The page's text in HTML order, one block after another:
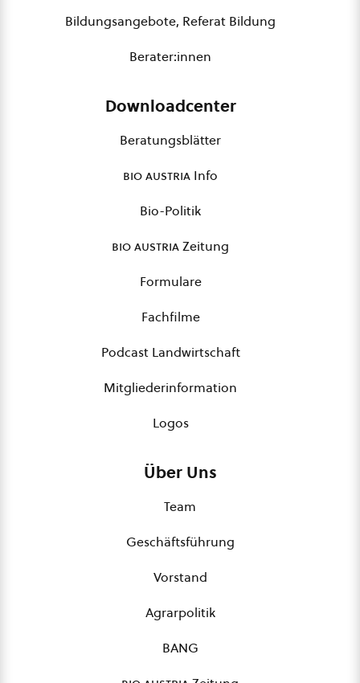
Bildungsangebote, Referat Bildung
Berater:innen
Downloadcenter
Beratungsblätter
bio austria Info
Bio-Politik
bio austriaZeitung
Formulare
Fachfilme
Podcast Landwirtschaft
Mitgliederinformation
Logos
Über Uns
Team
Geschäftsführung
Vorstand
Agrarpolitik
BANG